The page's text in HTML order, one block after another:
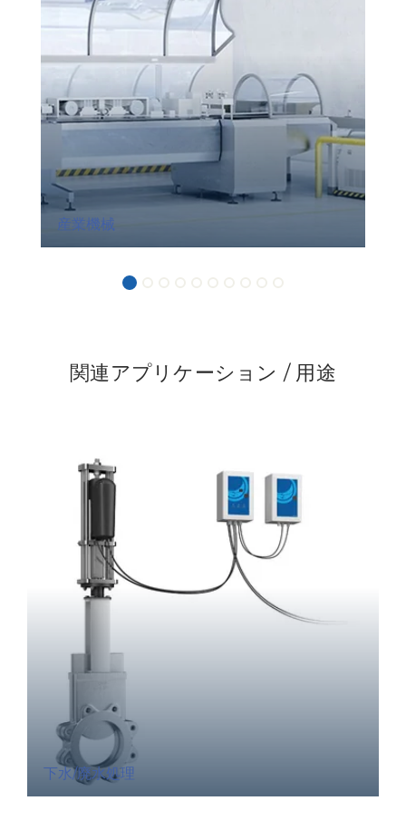
産業機械
関連アプリケーション / 用途
下水/廃水処理